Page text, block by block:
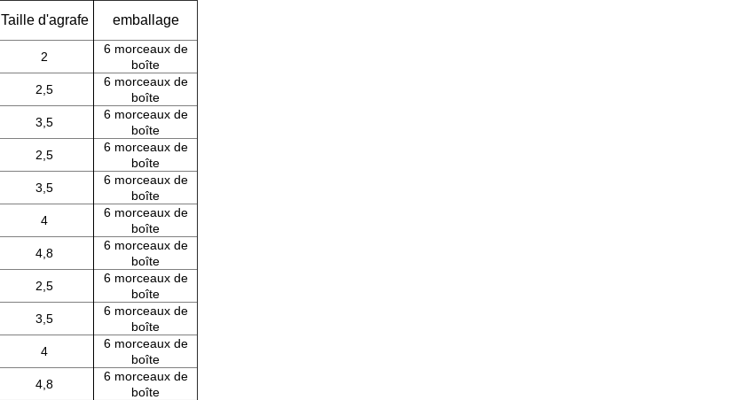
Taille d'agrafe emballage
2
6 morceaux de
boîte
2,5
6 morceaux de
boîte
3,5
6 morceaux de
boîte
2,5
6 morceaux de
boîte
3,5
6 morceaux de
boîte
4
6 morceaux de
boîte
4,8
6 morceaux de
boîte
2,5
6 morceaux de
boîte
3,5
6 morceaux de
boîte
4
6 morceaux de
boîte
4,8
6 morceaux de
boîte